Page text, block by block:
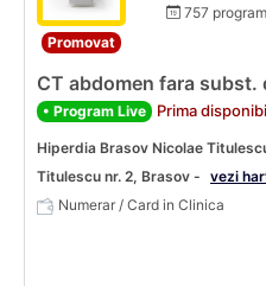
Promovat
757
CT abdomen fara subst.
• Program Live Prima
Hiperdia Brasov Nicolae
Titulescu nr. 2, Brasov - vezi
Numerar / Card in Clinica